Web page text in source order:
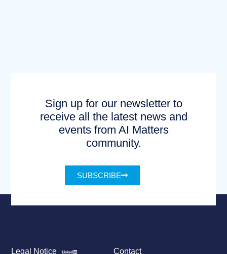
Sign up for our newsletter to
receive all the latest news and
events from AI Matters
community.
SUBSCRIBE
Contact
Legal Notice